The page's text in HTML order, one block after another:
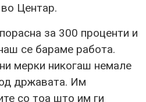
во Центар.
за 300 проценти и
се бараме работа.
мерки никогаш немале
државата. Им
со тоа што им ги